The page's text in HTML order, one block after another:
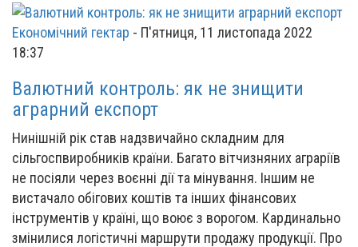
Економічний гектар - П'ятниця, 11 листопада 2022
18:37
Валютний контроль: як не знищити
аграрний експорт
Нинішній рік став надзвичайно складним для
сільгоспвиробників країни. Багато вітчизняних аграріїв
не посіяли через воєнні дії та мінування. Іншим не
вистачало обігових коштів та інших фінансових
інструментів у країні, що воює з ворогом. Кардинально
змінилися логістичні маршрути продажу продукції. Про